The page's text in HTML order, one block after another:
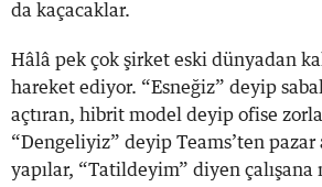
da kaçacaklar.
Hâlâ pek çok şirket eski dünyadan
hareket ediyor. “Esneğiz” deyip
açtıran, hibrit model deyip ofise
“Dengeliyiz” deyip Teams’ten pazar
yapılar, “Tatildeyim” diyen çalışana